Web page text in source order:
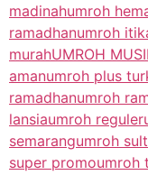
madinahumroh
ramadhanumroh
murahUMROH
amanumroh plus
ramadhanumroh
lansiaumroh reguler
semarangumroh
super promoumroh